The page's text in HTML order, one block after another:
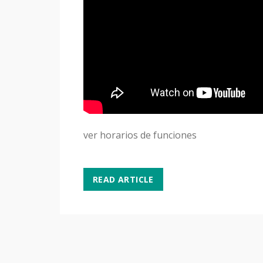
ver horarios de funciones
READ ARTICLE